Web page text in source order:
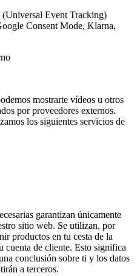
Event Tracking)
Consent Mode, Klarna,
mostrarte vídeos u otros
por proveedores externos.
los siguientes servicios de
garantizan únicamente
sitio web. Se utilizan, por
productos en tu cesta de la
cuenta de cliente. Esto significa
conclusión sobre ti y los datos
a terceros.